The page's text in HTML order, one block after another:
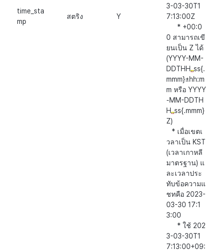
time_sta
mp
สตริง Y
3-03-30T1
7:13:00Z
* +00:0
0 สามารถเขี
ยนเป็น Z ได้
(YYYY-MM-
DDTHH ss{.
mmm}±hh:m
m หรือ YYYY
-MM-DDTH
H ss{.mmm}
Z)
* เมื่อเขตเ
วลาเป็น KST
(เวลาเกาหลี
มาตรฐาน) แ
ละเวลาประ
ทับข้อความแ
ชทคือ 2023-
03-30 17:1
3:00
* ใช้ 202
3-03-30T1
7:13:00+09: